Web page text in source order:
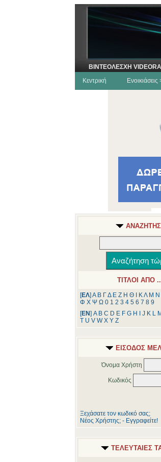
ΒΙΝΤΕΟΛΕΣΧΗ
Κεντρική
Ενοικιάσεις
ΤΙΤΛΟΙ ΑΠΟ
[ΕΛ] Α Β ΓΔ Ε Ζ Η Θ ΚΛ Μ Ν
Φ Χ Ψ Ω 0 1 2 3 4 5 6 7 8 9
[ΕΝ] A B C D E F G H J K L M
T U V W X Y Z
ΕΙΣΟΔΟΣ
Όνομα Χρήστη
Κωδικός
Ξεχάσατε τον κωδικό σας;
Νέος Χρήστης; - Εγγραφείτε!
ΤΕΛΕΥΤΑΙΕΣ